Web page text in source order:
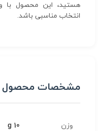
هستید، این محصول با
انتخاب مناسبی باشد.
مشخصات محصول
وزن 10 g